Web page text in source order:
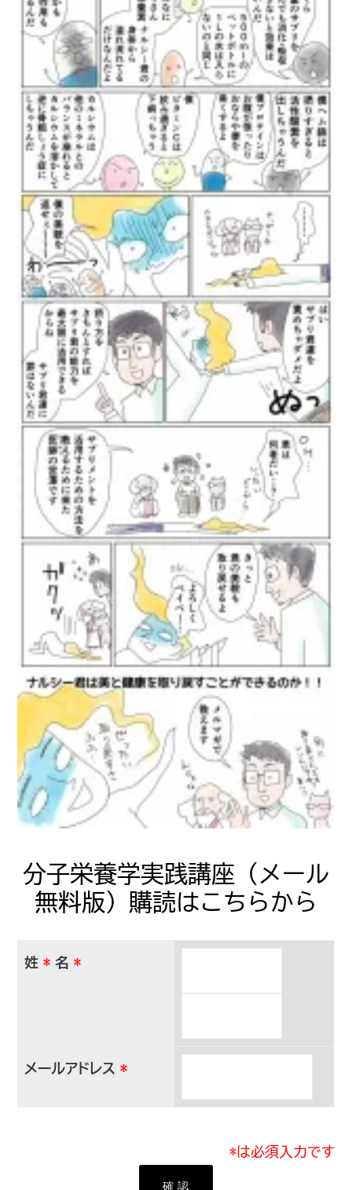
分子栄養学実践講座（メール
無料版）購読はこちらから
姓* 名*
メールアドレス*
*は必須入力です